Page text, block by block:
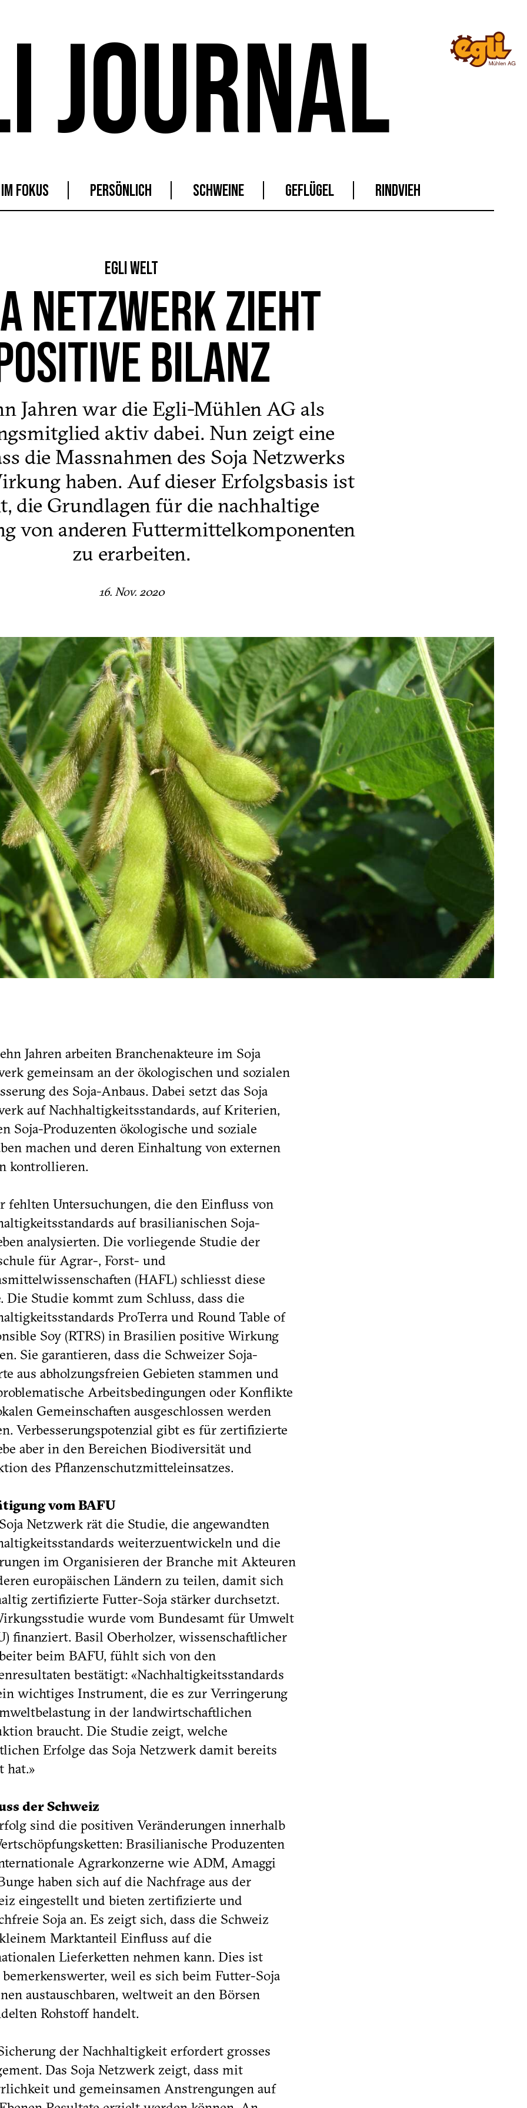
JOURNAL
IM FOKUS PERSÖNLICH SCHWEINE GEFLÜGEL RINDVIEH
EGLI WELT
NETZWERK ZIEHT
BILANZ
Jahren war die Egli-Mühlen AG als
aktiv dabei. Nun zeigt eine
die Massnahmen des Soja Netzwerks
haben. Auf dieser Erfolgsbasis ist
die Grundlagen für die nachhaltige
von anderen Futtermittelkomponenten
zu erarbeiten.
16. Nov. 2020
Jahren arbeiten Branchenakteure im Soja
gemeinsam an der ökologischen und sozialen
des Soja-Anbaus. Dabei setzt das Soja
auf Nachhaltigkeitsstandards, auf Kriterien,
Soja-Produzenten ökologische und soziale
machen und deren Einhaltung von externen
kontrollieren.
fehlten Untersuchungen, die den Einfluss von
auf brasilianischen Soja-
analysierten. Die vorliegende Studie der
für Agrar-, Forst- und
(HAFL) schliesst diese
Die Studie kommt zum Schluss, dass die
ProTerra und Round Table of
Soy (RTRS) in Brasilien positive Wirkung
Sie garantieren, dass die Schweizer Soja-
aus abholzungsfreien Gebieten stammen und
Arbeitsbedingungen oder Konflikte
Gemeinschaften ausgeschlossen werden
Verbesserungspotenzial gibt es für zertifizierte
aber in den Bereichen Biodiversität und
des Pflanzenschutzmitteleinsatzes.
vom BAFU
Netzwerk rät die Studie, die angewandten
weiterzuentwickeln und die
im Organisieren der Branche mit Akteuren
europäischen Ländern zu teilen, damit sich
zertifizierte Futter-Soja stärker durchsetzt.
wurde vom Bundesamt für Umwelt
finanziert. Basil Oberholzer, wissenschaftlicher
beim BAFU, fühlt sich von den
bestätigt: «Nachhaltigkeitsstandards
wichtiges Instrument, die es zur Verringerung
in der landwirtschaftlichen
braucht. Die Studie zeigt, welche
Erfolge das Soja Netzwerk damit bereits
hat.»
der Schweiz
sind die positiven Veränderungen innerhalb
Brasilianische Produzenten
Agrarkonzerne wie ADM, Amaggi
haben sich auf die Nachfrage aus der
eingestellt und bieten zertifizierte und
Soja an. Es zeigt sich, dass die Schweiz
Marktanteil Einfluss auf die
Lieferketten nehmen kann. Dies ist
weil es sich beim Futter-Soja
austauschbaren, weltweit an den Börsen
Rohstoff handelt.
der Nachhaltigkeit erfordert grosses
Das Soja Netzwerk zeigt, dass mit
und gemeinsamen Anstrengungen auf